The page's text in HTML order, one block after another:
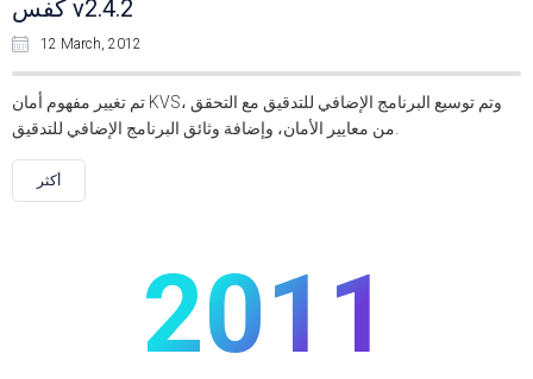
كفس v2.4.2
12 March, 2012
تم تغيير مفهوم أمان KVS، وتم توسيع البرنامج الإضافي للتدقيق مع التحقق
أكثر
2011